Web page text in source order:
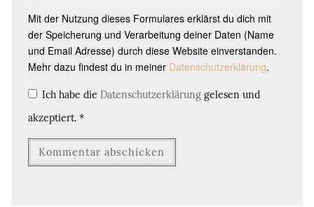
Mit der Nutzung dieses Formulares erklärst du dich mit
der Speicherung und Verarbeitung deiner Daten (Name
und Email Adresse) durch diese Website einverstanden.
Mehr dazu findest du in meiner Datenschutzerklärung.
Ich habe die Datenschutzerklärung gelesen und
akzeptiert. *